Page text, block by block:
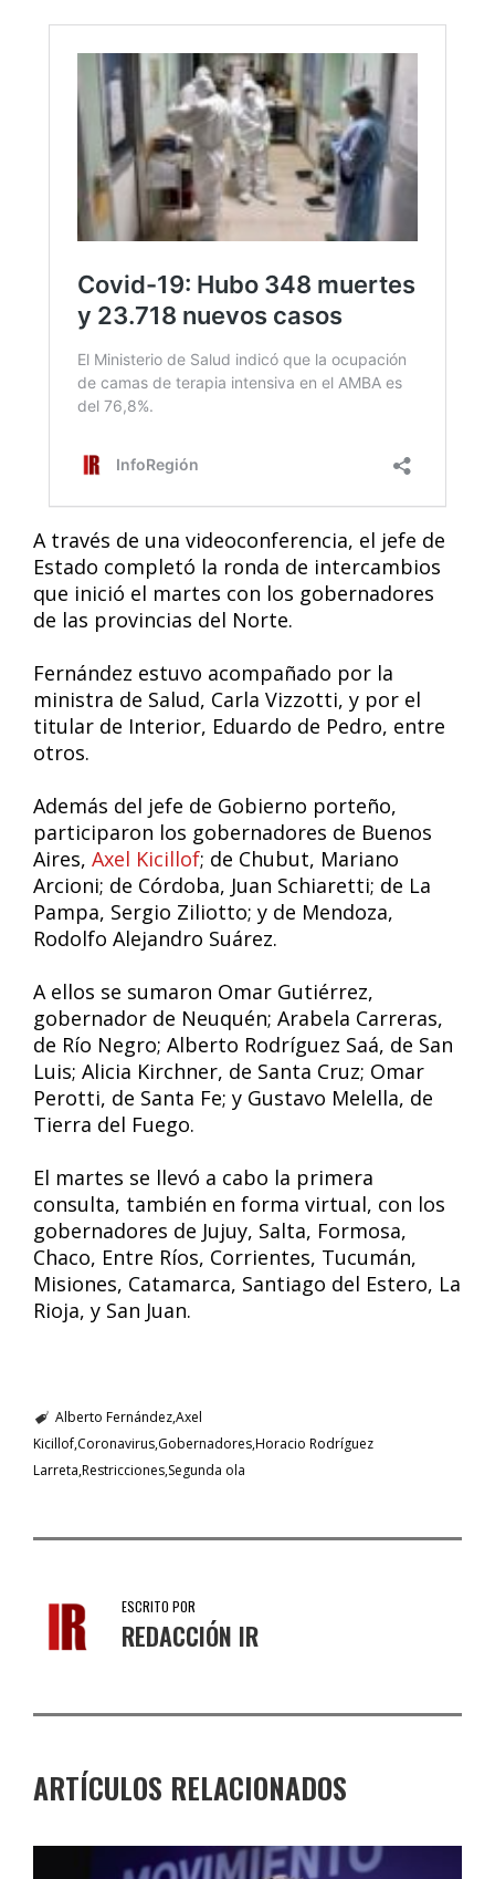
A través de una videoconferencia, el jefe de
Estado completó la ronda de intercambios
que inició el martes con los gobernadores
de las provincias del Norte.
Fernández estuvo acompañado por la
ministra de Salud, Carla Vizzotti, y por el
titular de Interior, Eduardo de Pedro, entre
otros.
Además del jefe de Gobierno porteño,
participaron los gobernadores de Buenos
Aires, Axel Kicillof; de Chubut, Mariano
Arcioni; de Córdoba, Juan Schiaretti; de La
Pampa, Sergio Ziliotto; y de Mendoza,
Rodolfo Alejandro Suárez.
A ellos se sumaron Omar Gutiérrez,
gobernador de Neuquén; Arabela Carreras,
de Río Negro; Alberto Rodríguez Saá, de San
Luis; Alicia Kirchner, de Santa Cruz; Omar
Perotti, de Santa Fe; y Gustavo Melella, de
Tierra del Fuego.
El martes se llevó a cabo la primera
consulta, también en forma virtual, con los
gobernadores de Jujuy, Salta, Formosa,
Chaco, Entre Ríos, Corrientes, Tucumán,
Misiones, Catamarca, Santiago del Estero, La
Rioja, y San Juan.
Alberto FernándezAxel
Kicillof Coronavirus GobernadoresHoracio Rodríguez
Larreta Restricciones Segunda ola
ESCRITO POR
REDACCIÓN IR
ARTÍCULOS RELACIONADOS